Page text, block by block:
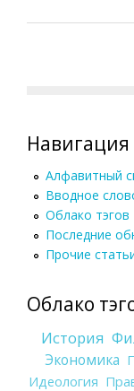
Навигация
Алфавитный
Вводное
Облако тэгов
Последние
Прочие
Облако
История
Экономика
Идеология